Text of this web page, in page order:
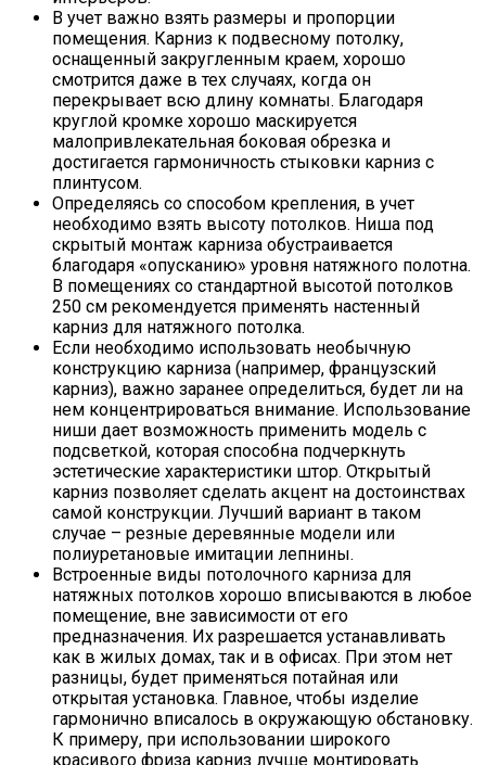
В учет важно взять размеры и пропорции
помещения. Карниз к подвесному потолку,
оснащенный закругленным краем, хорошо
смотрится даже в тех случаях, когда он
перекрывает всю длину комнаты. Благодаря
круглой кромке хорошо маскируется
малопривлекательная боковая обрезка и
достигается гармоничность стыковки карниз с
плинтусом.
Определяясь со способом крепления, в учет
необходимо взять высоту потолков. Ниша под
скрытый монтаж карниза обустраивается
благодаря «опусканию» уровня натяжного полотна.
В помещениях со стандартной высотой потолков
250 см рекомендуется применять настенный
карниз для натяжного потолка.
Если необходимо использовать необычную
конструкцию карниза (например, французский
карниз), важно заранее определиться, будет ли на
нем концентрироваться внимание. Использование
ниши дает возможность применить модель с
подсветкой, которая способна подчеркнуть
эстетические характеристики штор. Открытый
карниз позволяет сделать акцент на достоинствах
самой конструкции. Лучший вариант в таком
случае – резные деревянные модели или
полиуретановые имитации лепнины.
Встроенные виды потолочного карниза для
натяжных потолков хорошо вписываются в любое
помещение, вне зависимости от его
предназначения. Их разрешается устанавливать
как в жилых домах, так и в офисах. При этом нет
разницы, будет применяться потайная или
открытая установка. Главное, чтобы изделие
гармонично вписалось в окружающую обстановку.
К примеру, при использовании широкого
красивого фриза карниз лучше монтировать